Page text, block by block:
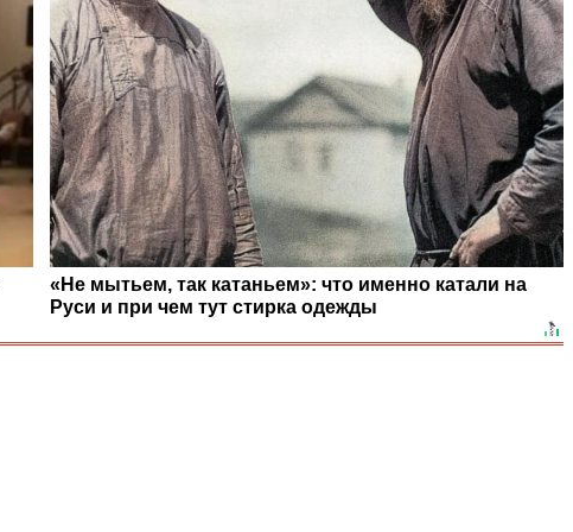
«Не мытьем, так катаньем»: что именно катали на
Руси и при чем тут стирка одежды